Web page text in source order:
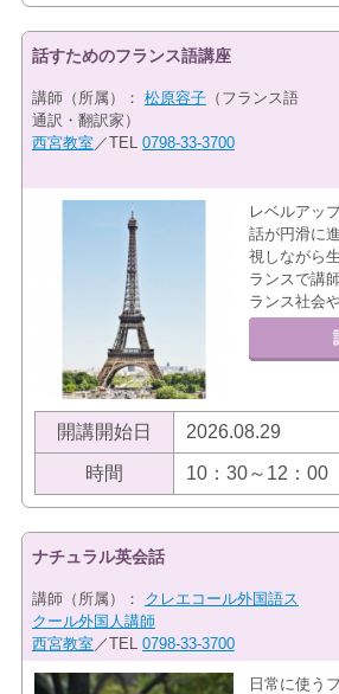
話すためのフランス語講座
講師（所属）： 松原容子（フランス語
通訳・翻訳家）
西宮教室 ／TEL 0798-33-3700
レベルアッ
話が円滑に
視しながら
ランスで講
ランス社会
開講開始日 2026.08.29
時間 10：30～12：00
ナチュラル英会話
講師（所属）： クレエコール外国語ス
クール外国人講師
西宮教室 ／TEL 0798-33-3700
日常に使う